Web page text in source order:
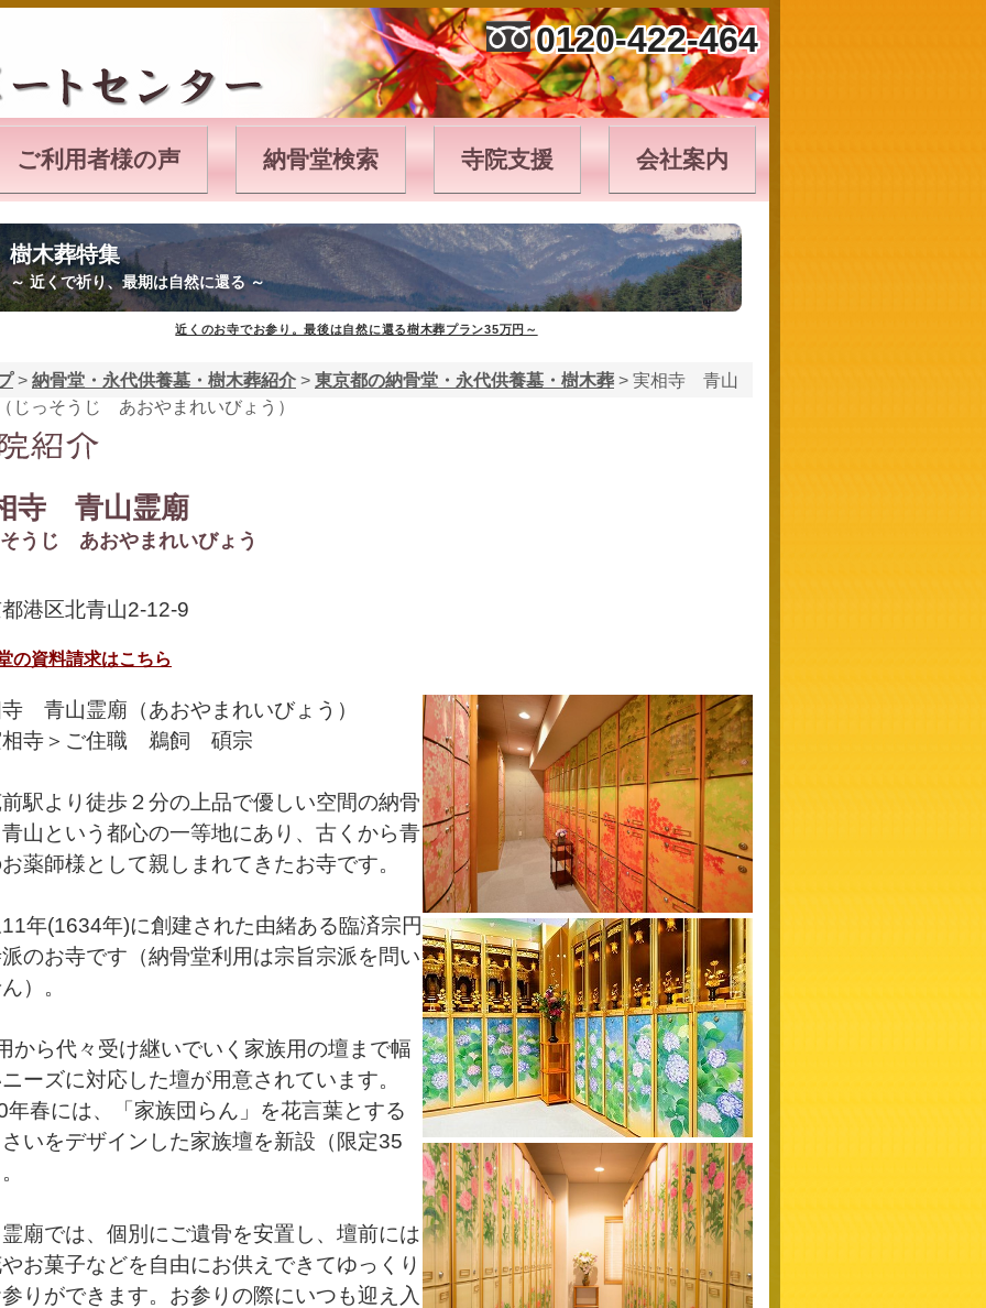
0120-422-464
ご利用者様の声 納骨堂検索 寺院支援 会社案内
樹木葬特集
～ 近くで祈り、最期は自然に還る ～
近くのお寺でお参り。最後は自然に還る樹木葬プラン35万円～
> 納骨堂・永代供養墓・樹木葬紹介 > 東京都の納骨堂・永代供養墓・樹木葬 > 実相寺 青山
じっそうじ あおやまれいびょう）
寺 青山霊廟
うじ あおやまれいびょう
港区北青山2-12-9
の資料請求はこちら
青山霊廟（あおやまれいびょう）
相寺＞ご住職 鵜飼 碩宗
駅より徒歩２分の上品で優しい空間の納骨
山という都心の一等地にあり、古くから青
薬師様として親しまれてきたお寺です。
年(1634年)に創建された由緒ある臨済宗円
のお寺です（納骨堂利用は宗旨宗派を問い
）。
から代々受け継いでいく家族用の壇まで幅
ーズに対応した壇が用意されています。
年春には、「家族団らん」を花言葉とする
いをデザインした家族壇を新設（限定35
廟では、個別にご遺骨を安置し、壇前には
お菓子などを自由にお供えできてゆっくり
りができます。お参りの際にいつも迎え入